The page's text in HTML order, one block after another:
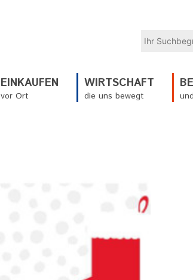
EINKAUFEN
vor Ort
WIRTSCHAFT
die uns bewegt